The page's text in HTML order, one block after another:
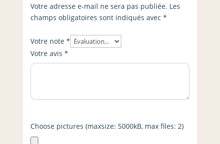
Votre adresse e-mail ne sera pas publiée. Les
champs obligatoires sont indiqués avec *
Votre note *
Votre avis *
Choose pictures (maxsize: 5000kB, max files: 2)